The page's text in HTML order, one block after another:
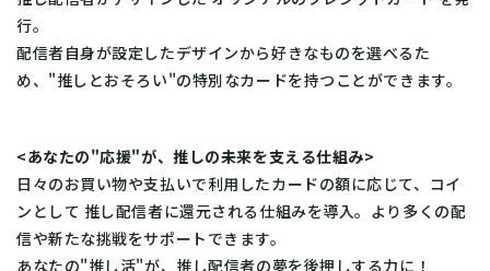
行。
配信者自身が設定したデザインから好きなものを選べるた
め、"推しとおそろい"の特別なカードを持つことができます。
<あなたの"応援"が、推しの未来を支える仕組み>
日々のお買い物や支払いで利用したカードの額に応じて、コイ
ンとして 推し配信者に還元される仕組みを導入。より多くの配
信や新たな挑戦をサポートできます。
あなたの"推し活"が、推し配信者の夢を後押しする力に！